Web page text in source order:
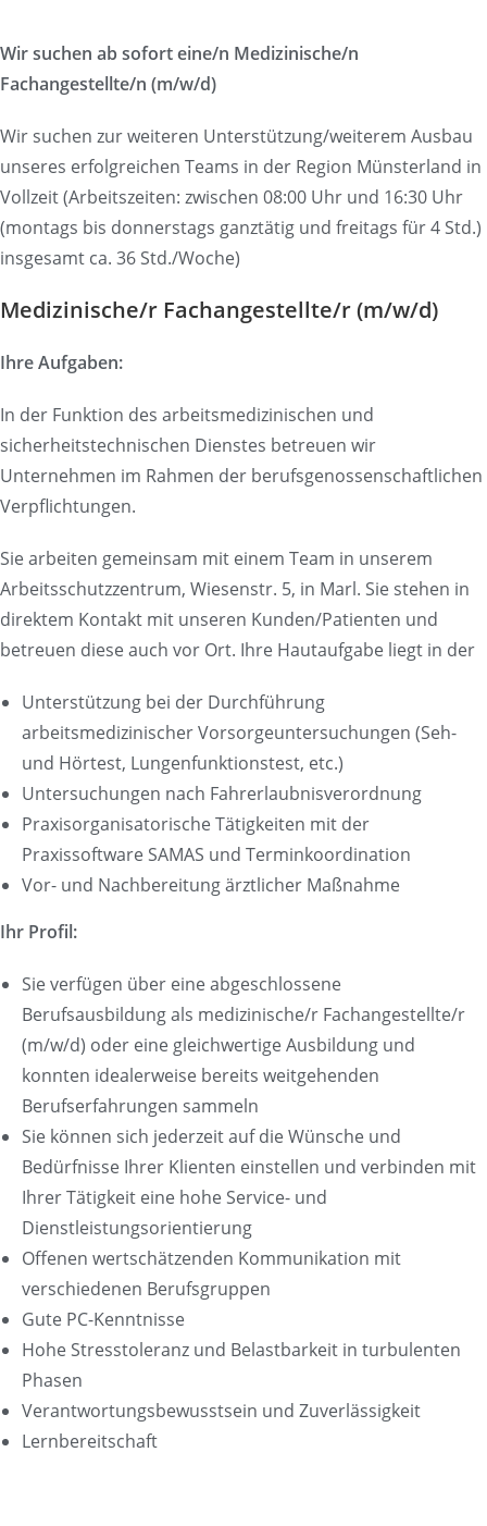
Wir suchen ab sofort eine/n Medizinische/n
Fachangestellte/n (m/w/d)
Wir suchen zur weiteren Unterstützung/weiterem Ausbau
unseres erfolgreichen Teams in der Region Münsterland in
Vollzeit (Arbeitszeiten: zwischen 08:00 Uhr und 16:30 Uhr
(montags bis donnerstags ganztätig und freitags für 4 Std.)
insgesamt ca. 36 Std./Woche)
Medizinische/r Fachangestellte/r (m/w/d)
Ihre Aufgaben:
In der Funktion des arbeitsmedizinischen und
sicherheitstechnischen Dienstes betreuen wir
Unternehmen im Rahmen der berufsgenossenschaftlichen
Verpflichtungen.
Sie arbeiten gemeinsam mit einem Team in unserem
Arbeitsschutzzentrum, Wiesenstr. 5, in Marl. Sie stehen in
direktem Kontakt mit unseren Kunden/Patienten und
betreuen diese auch vor Ort. Ihre Hautaufgabe liegt in der
Unterstützung bei der Durchführung
arbeitsmedizinischer Vorsorgeuntersuchungen (Seh-
und Hörtest, Lungenfunktionstest, etc.)
Untersuchungen nach Fahrerlaubnisverordnung
Praxisorganisatorische Tätigkeiten mit der
Praxissoftware SAMAS und Terminkoordination
Vor- und Nachbereitung ärztlicher Maßnahme
Ihr Profil:
Sie verfügen über eine abgeschlossene
Berufsausbildung als medizinische/r Fachangestellte/r
(m/w/d) oder eine gleichwertige Ausbildung und
konnten idealerweise bereits weitgehenden
Berufserfahrungen sammeln
Sie können sich jederzeit auf die Wünsche und
Bedürfnisse Ihrer Klienten einstellen und verbinden mit
Ihrer Tätigkeit eine hohe Service- und
Dienstleistungsorientierung
Offenen wertschätzenden Kommunikation mit
verschiedenen Berufsgruppen
Gute PC-Kenntnisse
Hohe Stresstoleranz und Belastbarkeit in turbulenten
Phasen
Verantwortungsbewusstsein und Zuverlässigkeit
Lernbereitschaft